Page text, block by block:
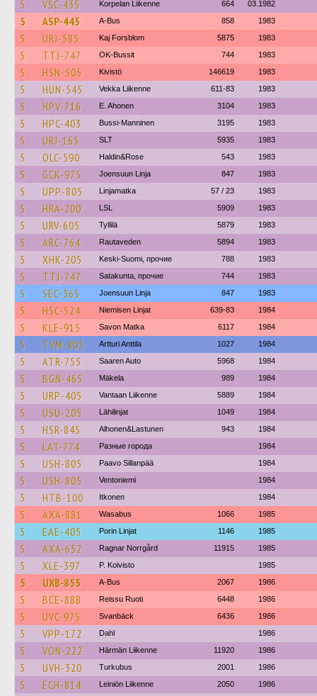
5 VSC-435 Korpelan Liikenne 664 03.1982
5 ASP-445 A-Bus 858 1983
5 URJ-585 Kaj Forsblom 5875 1983
5 TTJ-747 OK-Bussit 744 1983
5 HSN-505 Kivistö 146619 1983
5 HUN-545 Vekka Liikenne 611-83 1983
5 HPV-716 E. Ahonen 3104 1983
5 HPC-403 Bussi-Manninen 3195 1983
5 URJ-165 SLT 5935 1983
5 OLC-590 Haldin&Rose 543 1983
5 GCK-975 Joensuun Linja 847 1983
5 UPP-805 Linjamatka 57 / 23 1983
5 HRA-200 LSL 5909 1983
5 URV-605 Tyllilä 5879 1983
5 ARC-764 Rautaveden 5894 1983
5 XHK-205 Keski-Suomi, прочие 788 1983
5 TTJ-747 Satakunta, прочие 744 1983
5 SEC-365 Joensuun Linja 847 1983
5 HSC-524 Niemisen Linjat 639-83 1984
5 KLE-915 Savon Matka 6117 1984
5 TVM-805 Artturi Anttila 1027 1984
5 ATR-755 Saaren Auto 5968 1984
5 BGN-465 Mäkela 989 1984
5 URP-405 Vantaan Liikenne 5889 1984
5 USU-205 Lähilinjat 1049 1984
5 HSR-845 Alhonen&Lastunen 943 1984
5 LAT-774 Разные города 1984
5 USH-805 Paavo Sillanpää 1984
5 USH-805 Ventoniemi 1984
5 HTB-100 Itkonen 1984
5 AXA-881 Wasabus 1066 1985
5 EAE-405 Porin Linjat 1146 1985
5 AXA-652 Ragnar Norrgård 11915 1985
5 XLE-397 P. Koivisto 1985
5 UXB-855 A-Bus 2067 1986
5 BCE-888 Reissu Ruoti 6448 1986
5 UVC-975 Svanbäck 6436 1986
5 VPP-172 Dahl 1986
5 VON-222 Härmän Liikenne 11920 1986
5 UVH-320 Turkubus 2001 1986
5 ECH-814 Leiniön Liikenne 2050 1986